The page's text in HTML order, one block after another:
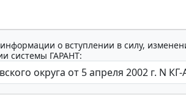
о вступлении в силу,
системы ГАРАНТ: